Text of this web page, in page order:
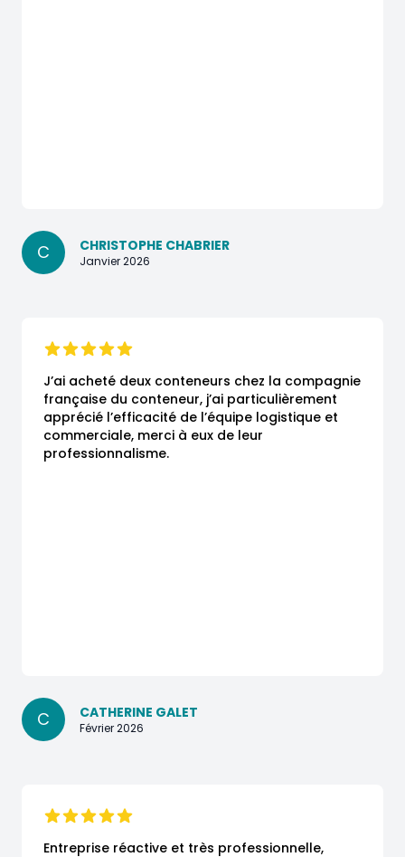
C CHRISTOPHE CHABRIER
Janvier 2026
J’ai acheté deux conteneurs chez la compagnie
française du conteneur, j’ai particulièrement
apprécié l’efficacité de l’équipe logistique et
commerciale, merci à eux de leur
professionnalisme.
C CATHERINE GALET
Février 2026
Entreprise réactive et très professionnelle,